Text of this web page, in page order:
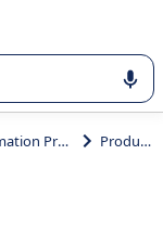
sélection de
Gestion de l'Information Produit (GIP ou PIM) Product 360